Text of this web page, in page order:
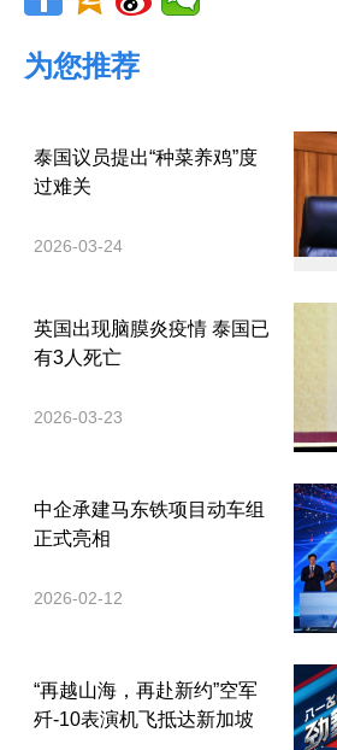
为您推荐
泰国议员提出“种菜养鸡”度
过难关
2026-03-24
英国出现脑膜炎疫情 泰国已
有3人死亡
2026-03-23
中企承建马东铁项目动车组
正式亮相
2026-02-12
“再越山海，再赴新约”空军
歼-10表演机飞抵达新加坡